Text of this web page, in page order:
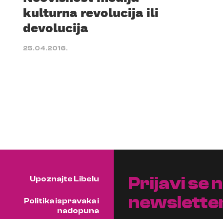
kulturna revolucija ili
devolucija
25.04.2016.
Upoznajte Libelu
Politika ispravaka i
nadopuna
Prijavi se